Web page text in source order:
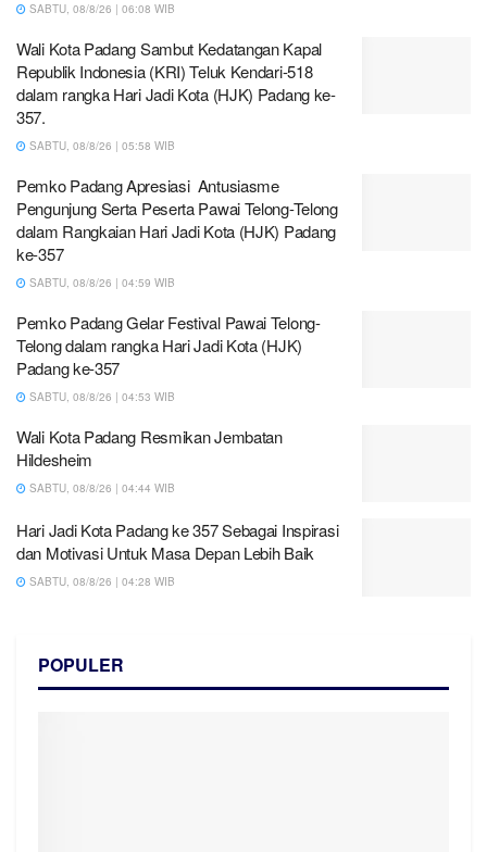
SABTU, 08/8/26 | 06:08 WIB
Wali Kota Padang Sambut Kedatangan Kapal
Republik Indonesia (KRI) Teluk Kendari-518
dalam rangka Hari Jadi Kota (HJK) Padang ke-
357.
SABTU, 08/8/26 | 05:58 WIB
Pemko Padang Apresiasi Antusiasme
Pengunjung Serta Peserta Pawai Telong-Telong
dalam Rangkaian Hari Jadi Kota (HJK) Padang
ke-357
SABTU, 08/8/26 | 04:59 WIB
Pemko Padang Gelar Festival Pawai Telong-
Telong dalam rangka Hari Jadi Kota (HJK)
Padang ke-357
SABTU, 08/8/26 | 04:53 WIB
Wali Kota Padang Resmikan Jembatan
Hildesheim
SABTU, 08/8/26 | 04:44 WIB
Hari Jadi Kota Padang ke 357 Sebagai Inspirasi
dan Motivasi Untuk Masa Depan Lebih Baik
SABTU, 08/8/26 | 04:28 WIB
POPULER